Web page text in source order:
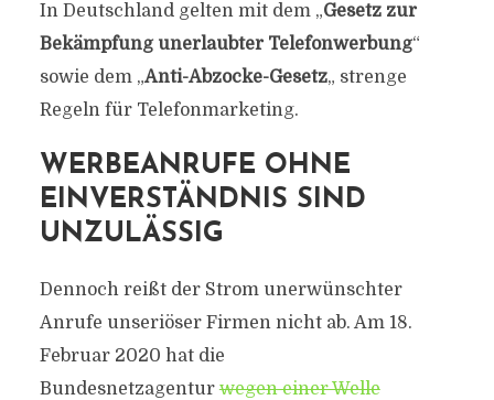
In Deutschland gelten mit dem „Gesetz zur
Bekämpfung unerlaubter Telefonwerbung“
sowie dem „Anti-Abzocke-Gesetz„ strenge
Regeln für Telefonmarketing.
WERBEANRUFE OHNE
EINVERSTÄNDNIS SIND
UNZULÄSSIG
Dennoch reißt der Strom unerwünschter
Anrufe unseriöser Firmen nicht ab. Am 18.
Februar 2020 hat die
Bundesnetzagenturwegen einer Welle